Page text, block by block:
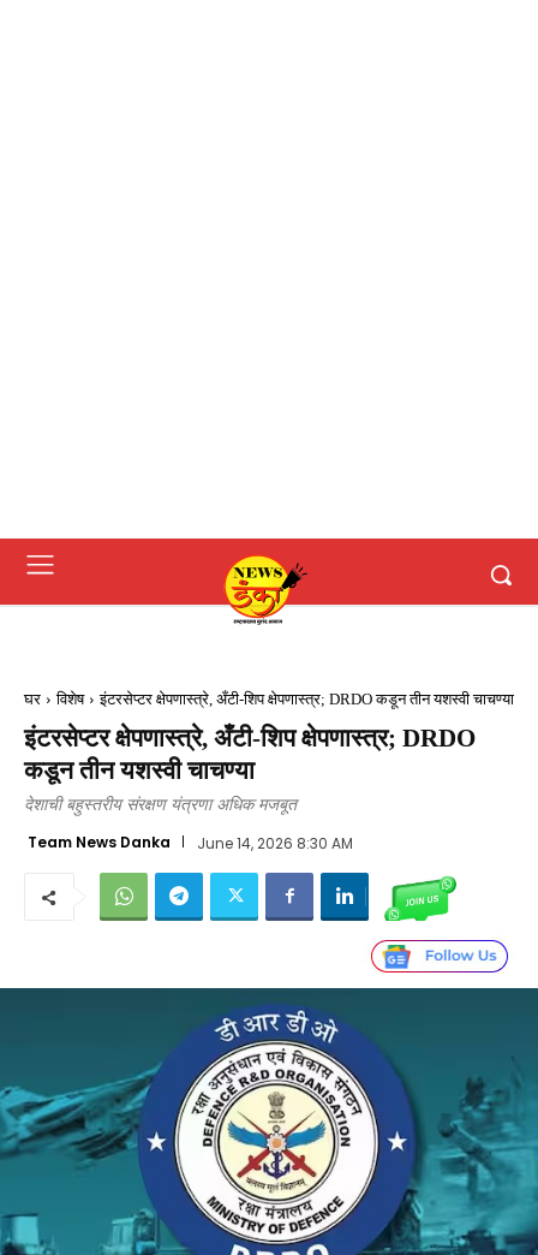
घर विशेष इंटरसेप्टर क्षेपणास्त्रे, अँटी-शिप क्षेपणास्त्र; DRDO कडून तीन यशस्वी चाचण्या
इंटरसेप्टर क्षेपणास्त्रे, अँटी-शिप क्षेपणास्त्र; DRDO
कडून तीन यशस्वी चाचण्या
देशाची बहुस्तरीय संरक्षण यंत्रणा अधिक मजबूत
Team News Danka June 14, 2026 8:30 AM